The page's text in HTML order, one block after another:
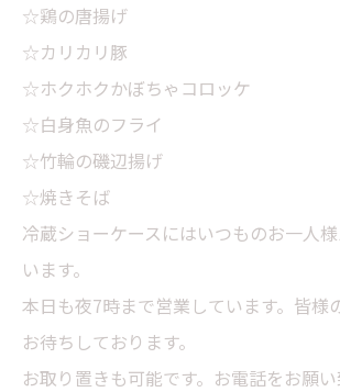
☆鶏の唐揚げ
☆カリカリ豚
☆ホクホクかぼちゃコロッケ
☆白身魚のフライ
☆竹輪の磯辺揚げ
☆焼きそば
冷蔵ショーケースにはいつものお一人
います。
本日も夜7時まで営業しています。皆様
お待ちしております。
お取り置きも可能です。お電話をお願い